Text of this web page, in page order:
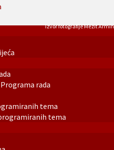
rada
tema
tema
Izvor fotografije Mezit Armin